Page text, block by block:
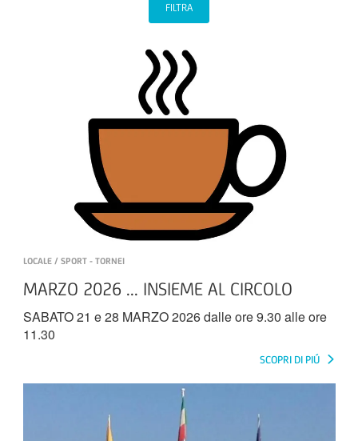
FILTRA
LOCALE / SPORT - TORNEI
MARZO 2026 ... INSIEME AL CIRCOLO
SABATO 21 e 28 MARZO 2026 dalle ore 9.30 alle ore
11.30
SCOPRI DI PIÚ